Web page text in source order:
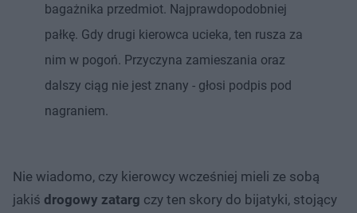
bagażnika przedmiot. Najprawdopodobniej
pałkę. Gdy drugi kierowca ucieka, ten rusza za
nim w pogoń. Przyczyna zamieszania oraz
dalszy ciąg nie jest znany - głosi podpis pod
nagraniem.
Nie wiadomo, czy kierowcy wcześniej mieli ze sobą
jakiś drogowy zatarg czy ten skory do bijatyki, stojący